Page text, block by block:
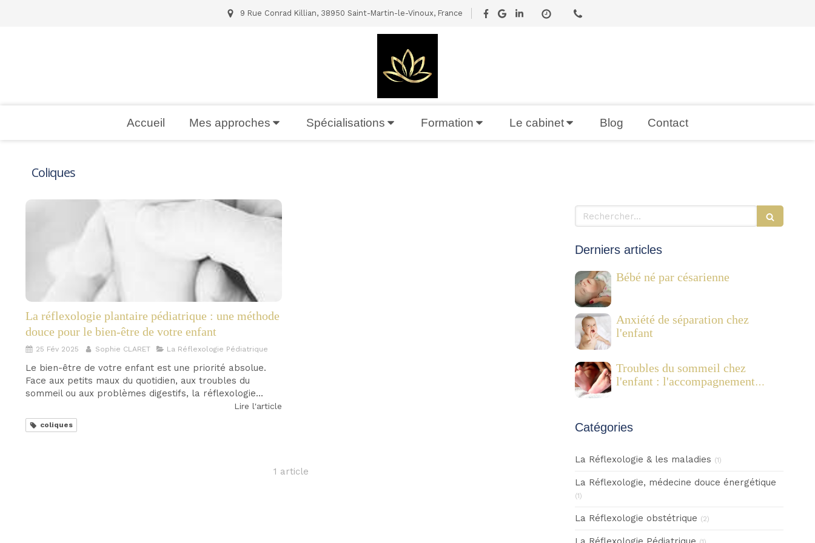
9 Rue Conrad Killian, 38950 Saint-Martin-le-Vinoux, France
Accueil Mes approches Spécialisations Formation Le cabinet Blog Contact
Coliques
La réflexologie plantaire pédiatrique : une méthode
douce pour le bien-être de votre enfant
25 Fév 2025 Sophie CLARET La Réflexologie Pédiatrique
Le bien-être de votre enfant est une priorité absolue.
Face aux petits maux du quotidien, aux troubles du
sommeil ou aux problèmes digestifs, la réflexologie...
Lire l'article
coliques
1 article
Rechercher
Derniers articles
Bébé né par césarienne
Anxiété de séparation chez
l'enfant
Troubles du sommeil chez
l'enfant : l'accompagnement
Fleurs de Bach
Catégories
La Réflexologie & les maladies (1)
La Réflexologie, médecine douce énergétique
(1)
La Réflexologie obstétrique (2)